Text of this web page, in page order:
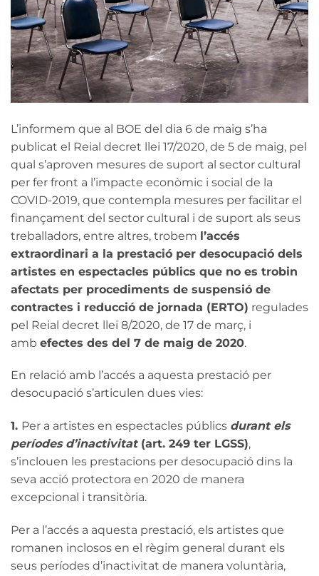
L’informem que al BOE del dia 6 de maig s’ha
publicat el Reial decret llei 17/2020, de 5 de maig, pel
qual s’aproven mesures de suport al sector cultural
per fer front a l’impacte econòmic i social de la
COVID-2019, que contempla mesures per facilitar el
finançament del sector cultural i de suport als seus
treballadors, entre altres, trobem l’accés
extraordinari a la prestació per desocupació dels
artistes en espectacles públics que no es trobin
afectats per procediments de suspensió de
contractes i reducció de jornada (ERTO) regulades
pel Reial decret llei 8/2020, de 17 de març, i
amb efectes des del 7 de maig de 2020.
En relació amb l’accés a aquesta prestació per
desocupació s’articulen dues vies:
1. Per a artistes en espectacles públics durant els
períodes d’inactivitat(art. 249 ter LGSS),
s’inclouen les prestacions per desocupació dins la
seva acció protectora en 2020 de manera
excepcional i transitòria.
Per a l’accés a aquesta prestació, els artistes que
romanen inclosos en el règim general durant els
seus períodes d’inactivitat de manera voluntària,